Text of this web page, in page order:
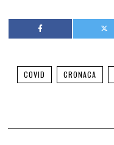
COVID CRONACA